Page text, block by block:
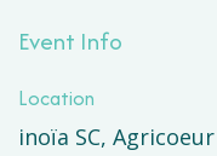
Event Info
Location
inoïa SC, Agricoeur